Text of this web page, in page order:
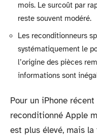
mois. Le surcoût par
reste souvent modéré.
Les reconditionneurs
systématiquement le
l’origine des pièces
informations sont
Pour un iPhone récent
reconditionné Apple
est plus élevé, mais